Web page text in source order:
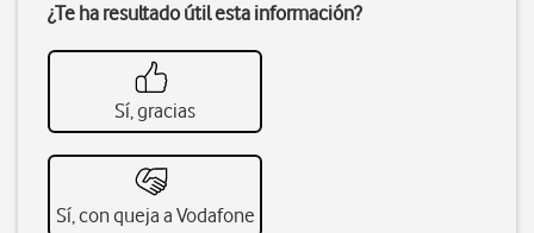
¿Te ha resultado útil esta información?
Sí, gracias
Sí, con queja a Vodafone